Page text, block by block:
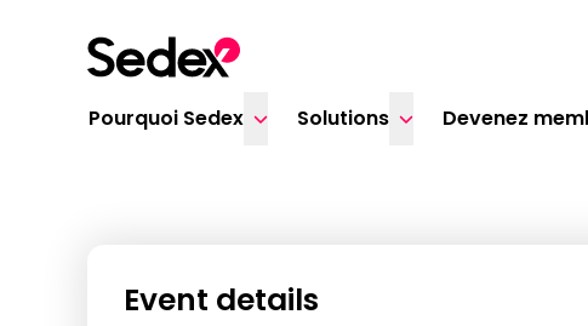
Pourquoi Sedex
Solutions Devenez
humains dans les
Event details